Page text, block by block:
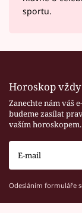
sportu.
Horoskop
Zanechte nám váš
budeme zasílat
vaším horoskopem.
Odesláním formuláře